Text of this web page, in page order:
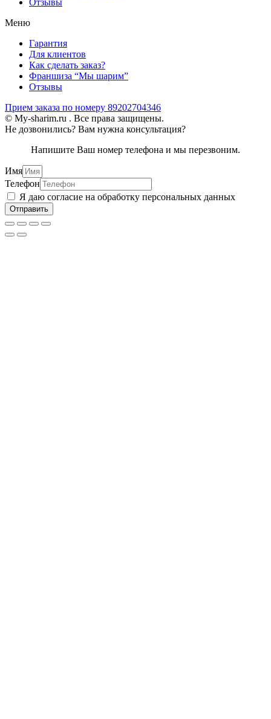
Отзывы
Меню
Гарантия
Для клиентов
Как сделать заказ?
Франшиза “Мы шарим”
Отзывы
Прием заказа по номеру 89202704346
© My-sharim.ru . Все права защищены.
Не дозвонились? Вам нужна консультация?
Напишите Ваш номер телефона и мы перезвоним.
Имя
Телефон
Я даю согласие на обработку персональных данных
Отправить